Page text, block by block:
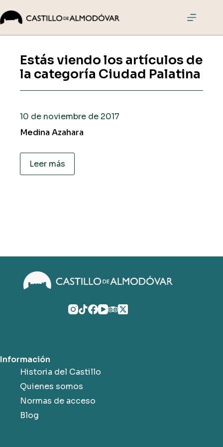
al
contenido
El
Visitas
Actividades
Eventos
llegar
Comprar
Estás viendo los artículos de
la categoría Ciudad Palatina
10 de noviembre de 2017
Medina Azahara
Leer más
Información
Historia del Castillo
Quienes somos
Normas de acceso
Blog